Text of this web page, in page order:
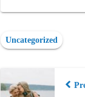
Uncategorized